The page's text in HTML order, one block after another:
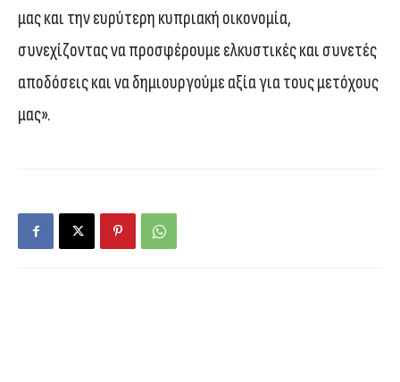
μας και την ευρύτερη κυπριακή οικονομία,
συνεχίζοντας να προσφέρουμε ελκυστικές και συνετές
αποδόσεις και να δημιουργούμε αξία για τους μετόχους
μας».